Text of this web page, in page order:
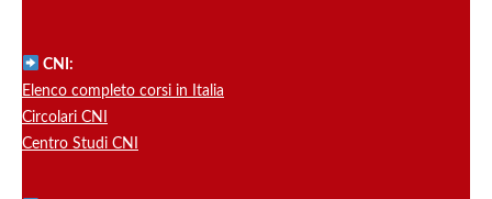
CNI:
Elenco completo corsi in Italia
Circolari CNI
Centro Studi CNI